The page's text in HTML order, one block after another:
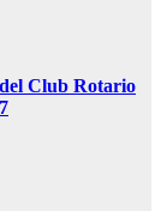
Club Rotario